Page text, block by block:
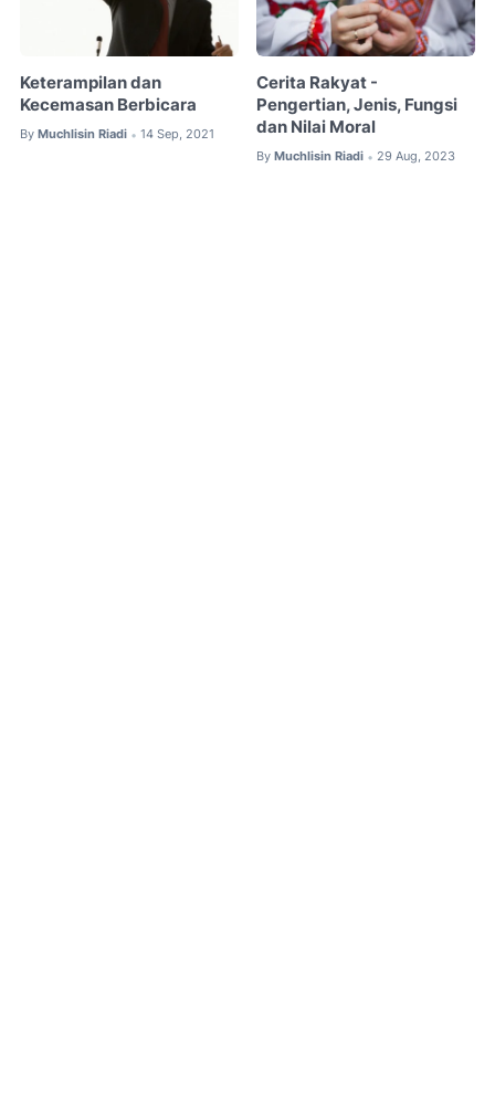
Keterampilan dan
Kecemasan Berbicara
By Muchlisin Riadi • 14 Sep, 2021
Cerita Rakyat -
Pengertian, Jenis, Fungsi
dan Nilai Moral
By Muchlisin Riadi • 29 Aug, 2023